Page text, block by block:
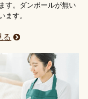
す。ダンボールが無い
ます。
る